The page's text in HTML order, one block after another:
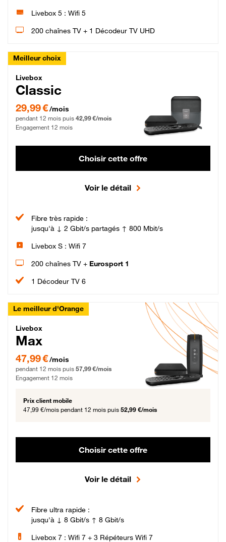
Livebox 5 : Wifi 5
200 chaînes TV + 1 Décodeur TV UHD
Meilleur choix
Livebox Classic Fibre
Livebox
Classic
29,99 € par mois pendant 12 mois puis 42,99 € par mois, Engagement 12 mois
29,99 €/mois
pendant 12 mois puis 42,99 €/mois
Engagement 12 mois
Choisir cette offre
Voir le détail
Fibre très rapide :
jusqu'à ↓ 2 Gbit/s partagés ↑ 800 Mbit/s
Livebox S : Wifi 7
200 chaînes TV + Eurosport 1
1 Décodeur TV 6
Le meilleur d'Orange
Livebox Max Fibre
Livebox
Max
47,99 € par mois pendant 12 mois puis 57,99 € par mois, Engagement 12 mois
47,99 €/mois
pendant 12 mois puis 57,99 €/mois
Engagement 12 mois
Prix client mobile
47,99 €/mois pendant 12 mois puis 52,99 €/mois
Choisir cette offre
Voir le détail
Fibre ultra rapide :
jusqu'à ↓ 8 Gbit/s ↑ 8 Gbit/s
Livebox 7 : Wifi 7 + 3 Répéteurs Wifi 7